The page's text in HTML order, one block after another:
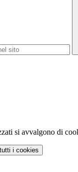
si avvalgono di
i cookies